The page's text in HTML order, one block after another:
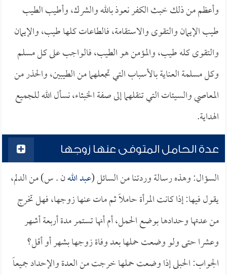
وأعظم من ذلك خبث الكفر نعوذ بالله والشرك، وأطيب الطيب
طيب الإيمان والتقوى والاستقامة، فالطاعات كلها طيب، والإيمان
والتقوى كله طيب، والمؤمن هو الطيب، فالواجب على كل مسلم
وكل مسلمة العناية بالأسباب التي تجعلهما من الطيبين، والحذر من
المعاصي والسيئات التي تنقلهما إلى صفة الخبثاء، نسأل الله للجميع
الهداية.
عدة الحامل المتوفى عنها زوجها
السؤال: وهذه رسالة وردتنا من السائل (عبد اللهن . س) من الدلم،
يقول فيها: إذا كانت المرأة حاملاً ثم مات عنها زوجها، فهل تخرج
من عدتها وحدادها بوضع الحمل، أم أنها تستمر مدة أربعة أشهر
وعشرا حتى ولو وضعت حملها بعد وفاة زوجها بشهر أو أقل؟
الجواب: الحبلى إذا وضعت حملها خرجت من العدة والإحداد جميعاً